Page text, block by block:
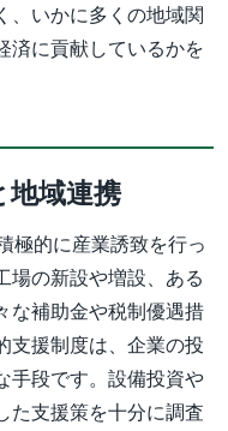
、いかに多くの地域関
済に貢献しているかを
地域連携
極的に産業誘致を行っ
場の新設や増設、ある
な補助金や税制優遇措
支援制度は、企業の投
手段です。設備投資や
た支援策を十分に調査